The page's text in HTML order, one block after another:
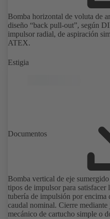
Bomba horizontal de voluta de
diseño “back pull-out”, según
impulsor radial, de aspiración
ATEX.
Estigia
Documentos
Bomba vertical de eje
tipos de impulsor para
tubería de impulsión por encima
caudal nominal. Cierre
mecánico de cartucho simple o